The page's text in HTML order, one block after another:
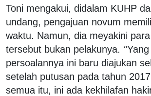
Toni mengakui, didalam KUHP
undang, pengajuan novum
waktu. Namun, dia meyakini
tersebut bukan pelakunya.
persoalannya ini baru diajukan
setelah putusan pada tahun
semua itu, ini ada kekhilafan